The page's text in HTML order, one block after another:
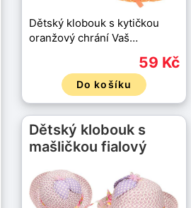
Dětský klobouk s kytičkou
oranžový chrání Vaš…
59 Kč
Do košíku
Dětský klobouk s
mašličkou fialový